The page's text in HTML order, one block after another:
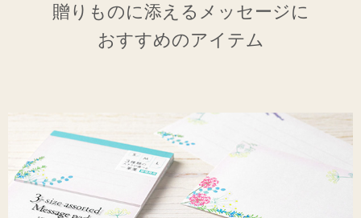
贈りものに添えるメッセージに
おすすめのアイテム